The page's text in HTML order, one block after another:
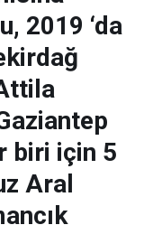
2019 ‘da
biri için 5
Aral